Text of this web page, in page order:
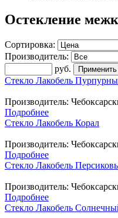
Остекление
Сортировка:
Производитель:
руб.
Стекло Лакобель
Производитель:
Подробнее
Стекло Лакобель Корал
Производитель:
Подробнее
Стекло Лакобель
Производитель:
Подробнее
Стекло Лакобель